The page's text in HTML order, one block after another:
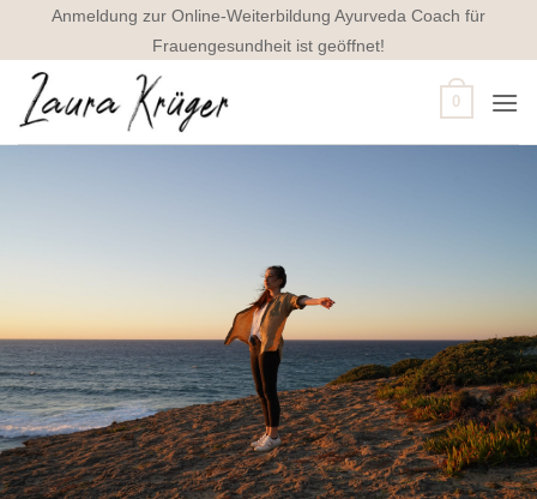
springen
Anmeldung zur Online-Weiterbildung Ayurveda Coach für
Frauengesundheit ist geöffnet!
0